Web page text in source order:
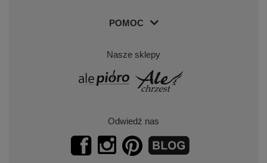
POMOC
Nasze sklepy
Odwiedź nas